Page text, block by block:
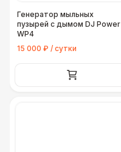
Генератор мыльных
пузырей с дымом DJ Power
WP4
15 000 ₽ / сутки